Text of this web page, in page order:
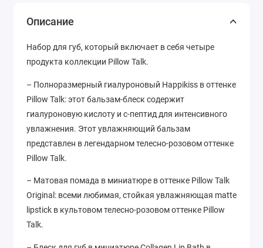
Описание
Набор для губ, который включает в себя четыре
продукта коллекции Pillow Talk.
– Полноразмерный гиалуроновый Happikiss в оттенке
Pillow Talk: этот бальзам-блеск содержит
гиалуроновую кислоту и с-пептид для интенсивного
увлажнения. Этот увлажняющий бальзам
представлен в легендарном телесно-розовом оттенке
Pillow Talk.
– Матовая помада в миниатюре в оттенке Pillow Talk
Original: всеми любимая, стойкая увлажняющая matte
lipstick в культовом телесно-розовом оттенке Pillow
Talk.